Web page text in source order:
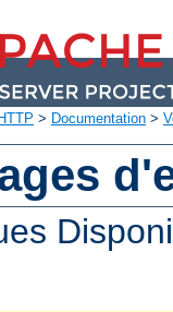
> Documentation >